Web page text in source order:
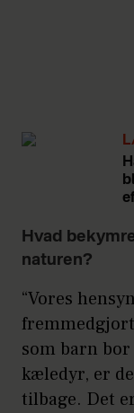
Hvad
naturen?
“Vores
som barn
kæledyr, er
tilbage. Det